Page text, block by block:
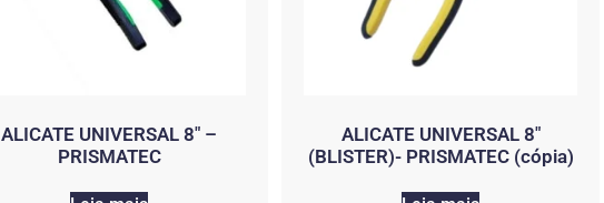
ALICATE UNIVERSAL 8″ –
PRISMATEC
ALICATE UNIVERSAL 8″
(BLISTER)- PRISMATEC (cópia)